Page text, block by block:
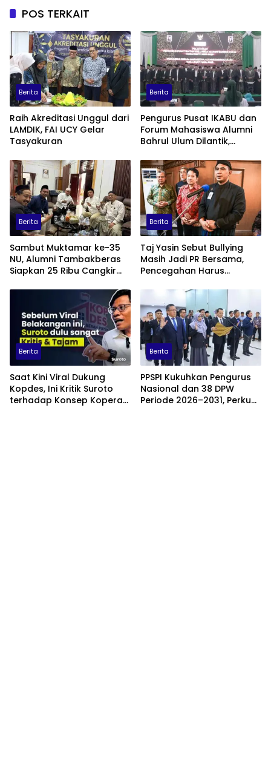
POS TERKAIT
Berita
Raih Akreditasi Unggul dari
LAMDIK, FAI UCY Gelar
Tasyakuran
Berita
Pengurus Pusat IKABU dan
Forum Mahasiswa Alumni
Bahrul Ulum Dilantik,
Penguatan Organisasi dan
Ekonomi
Berita
Sambut Muktamar ke-35
NU, Alumni Tambakberas
Siapkan 25 Ribu Cangkir
Berita
Taj Yasin Sebut Bullying
Masih Jadi PR Bersama,
Pencegahan Harus
Pesantren
Berita
Saat Kini Viral Dukung
Kopdes, Ini Kritik Suroto
terhadap Konsep Koperasi
Berita
PPSPI Kukuhkan Pengurus
Nasional dan 38 DPW
Periode 2026–2031, Perkuat